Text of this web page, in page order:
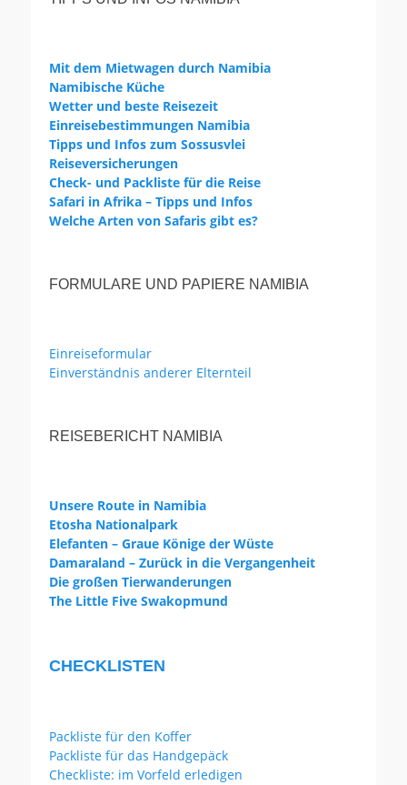
Mit dem Mietwagen durch Namibia
Namibische Küche
Wetter und beste Reisezeit
Einreisebestimmungen Namibia
Tipps und Infos zum Sossusvlei
Reiseversicherungen
Check- und Packliste für die Reise
Safari in Afrika – Tipps und Infos
Welche Arten von Safaris gibt es?
FORMULARE UND PAPIERE NAMIBIA
Einreiseformular
Einverständnis anderer Elternteil
REISEBERICHT NAMIBIA
Unsere Route in Namibia
Etosha Nationalpark
Elefanten – Graue Könige der Wüste
Damaraland – Zurück in die Vergangenheit
Die großen Tierwanderungen
The Little Five Swakopmund
CHECKLISTEN
Packliste für den Koffer
Packliste für das Handgepäck
Checkliste: im Vorfeld erledigen